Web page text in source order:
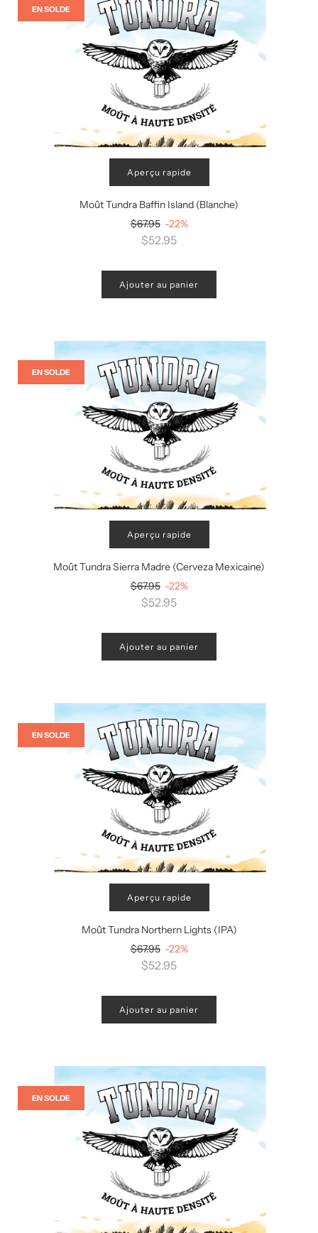
Aperçu rapide
Moût Tundra Baffin Island (Blanche)
Prix
régulier
$67.95 -22%
$52.95
Ajouter au panier
EN SOLDE
Aperçu rapide
Moût Tundra Sierra Madre (Cerveza Mexicaine)
Prix
régulier
$67.95 -22%
$52.95
Ajouter au panier
EN SOLDE
Aperçu rapide
Moût Tundra Northern Lights (IPA)
Prix
régulier
$67.95 -22%
$52.95
Ajouter au panier
EN SOLDE
EN SOLDE